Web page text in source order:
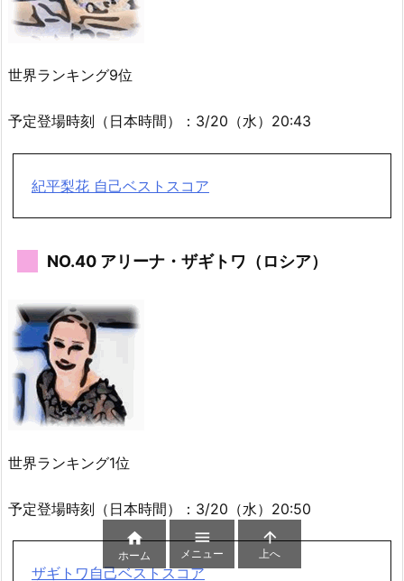
世界ランキング9位
予定登場時刻（日本時間）：3/20（水）20:43
紀平梨花 自己ベストスコア
NO.40 アリーナ・ザギトワ（ロシア）
世界ランキング1位
予定登場時刻（日本時間）：3/20（水）20:50
ザギトワ自己ベストスコア

ホーム

メニュー

上へ